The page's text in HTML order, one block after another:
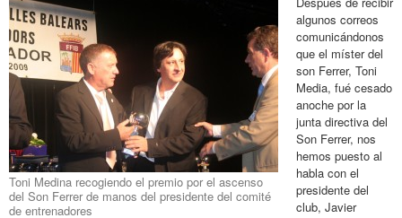
Toni Medina recogiendo el premio por el ascenso
del Son Ferrer de manos del presidente del comité
de entrenadores
algunos correos
comunicándonos
que el míster del
son Ferrer, Toni
Media, fué cesado
anoche por la
junta directiva del
Son Ferrer, nos
hemos puesto al
habla con el
presidente del
club, Javier